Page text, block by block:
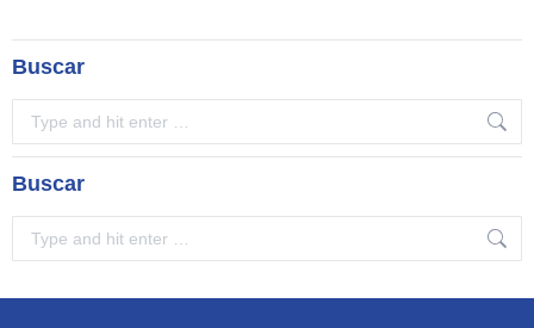
Buscar
Buscar